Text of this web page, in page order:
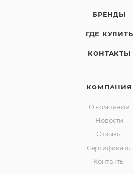
БРЕНДЫ
ГДЕ КУПИТЬ
КОНТАКТЫ
КОМПАНИЯ
О компании
Новости
Отзывы
Сертификаты
Контакты